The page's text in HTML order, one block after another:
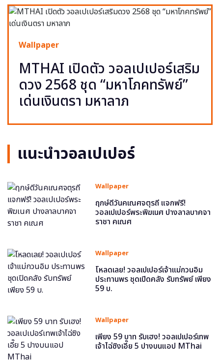
Wallpaper
MTHAI เปิดตัว วอลเปเปอร์เสริม
ดวง 2568 ชุด “มหาโภคทรัพย์”
เด่นเงินตรา มหาลาภ
แนะนำวอลเปเปอร์
Wallpaper
ฤกษ์ดีวันคเณศจตุรถี แจกฟรี!
วอลเปเปอร์พระพิฆเนศ ปางลาลบาคจา
ราชา คเณศ
Wallpaper
โหลดเลย! วอลเปเปอร์เจ้าแม่กวนอิม
ประทานพร ชุดเปิดคลัง รับทรัพย์ เพียง
59 บ.
Wallpaper
เพียง 59 บาท รับเฮง! วอลเปเปอร์เทพ
เจ้าไฉ่ซิงเอี๊ย 5 ปางบนแอป MThai